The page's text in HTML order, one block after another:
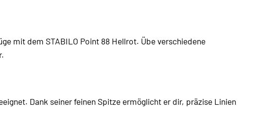
mit dem STABILO Point 88 Hellrot. Übe verschiedene
Dank seiner feinen Spitze ermöglicht er dir, präzise Linien